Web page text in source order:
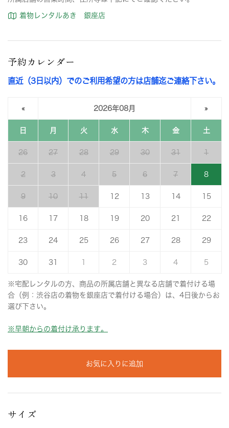
着物レンタルあき 銀座店
予約カレンダー
直近（3日以内）でのご利用希望の方は店舗迄ご連絡下さい。
« 2026年08月 »
日 月 火 水 木 金 土
26 27 28 29 30 31 1
2 3 4 5 6 7 8
9 10 11 12 13 14 15
16 17 18 19 20 21 22
23 24 25 26 27 28 29
30 31 2 3 4 5
※宅配レンタルの方、商品の所属店舗と異なる店舗で着付ける場
合（例：渋谷店の着物を銀座店で着付ける場合）は、4日後からお
選び下さい。
※早朝からの着付け承ります。
お気に入りに追加
サイズ